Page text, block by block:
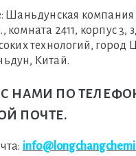
Шаньдунская компания
комната 2411, корпус 3,
технологий, город
Китай.
нами по
почте.